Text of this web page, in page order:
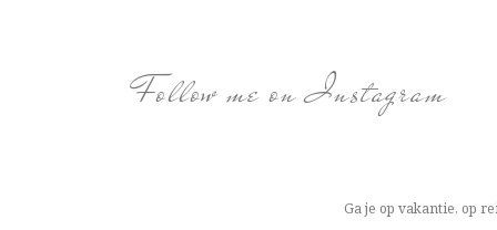
Follow me on Instagram
Ga je op vakantie, op